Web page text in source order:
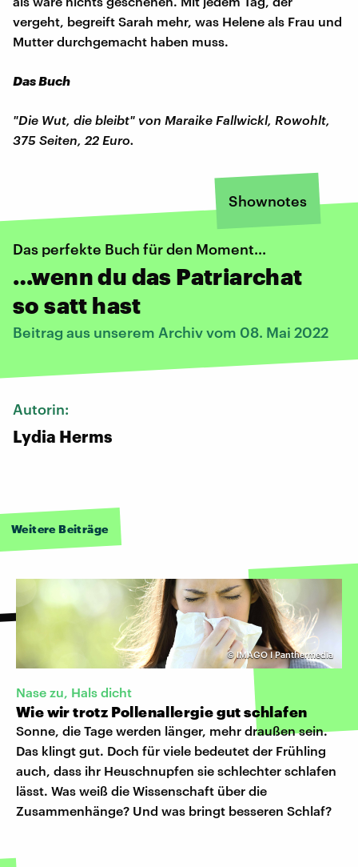
vergeht, begreift Sarah mehr, was Helene als Frau und
Mutter durchgemacht haben muss.
Das Buch
"Die Wut, die bleibt" von Maraike Fallwickl, Rowohlt,
375 Seiten, 22 Euro.
Shownotes
Das perfekte Buch für den Moment...
…wenn du das Patriarchat
so satt hast
Beitrag aus unserem Archiv vom 08. Mai 2022
Autorin:
Lydia Herms
Weitere Beiträge
© IMAGO I Panthermedia
Nase zu, Hals dicht
Wie wir trotz Pollenallergie gut schlafen
Sonne, die Tage werden länger, mehr draußen sein.
Das klingt gut. Doch für viele bedeutet der Frühling
auch, dass ihr Heuschnupfen sie schlechter schlafen
lässt. Was weiß die Wissenschaft über die
Zusammenhänge? Und was bringt besseren Schlaf?